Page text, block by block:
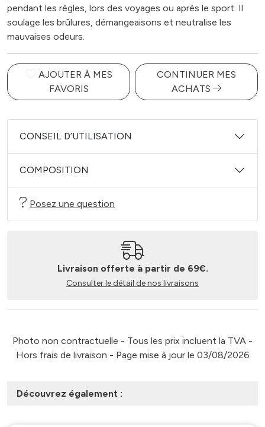
pendant les règles, lors des voyages ou après le sport. Il
soulage les brûlures, démangeaisons et neutralise les
mauvaises odeurs.
AJOUTER À MES
FAVORIS
CONTINUER MES
ACHATS
CONSEIL D’UTILISATION
COMPOSITION
Posez une question
Livraison offerte à partir de 69€.
Consulter le détail de nos livraisons
Photo non contractuelle - Tous les prix incluent la TVA -
Hors frais de livraison - Page mise à jour le 03/08/2026
Découvrez également :